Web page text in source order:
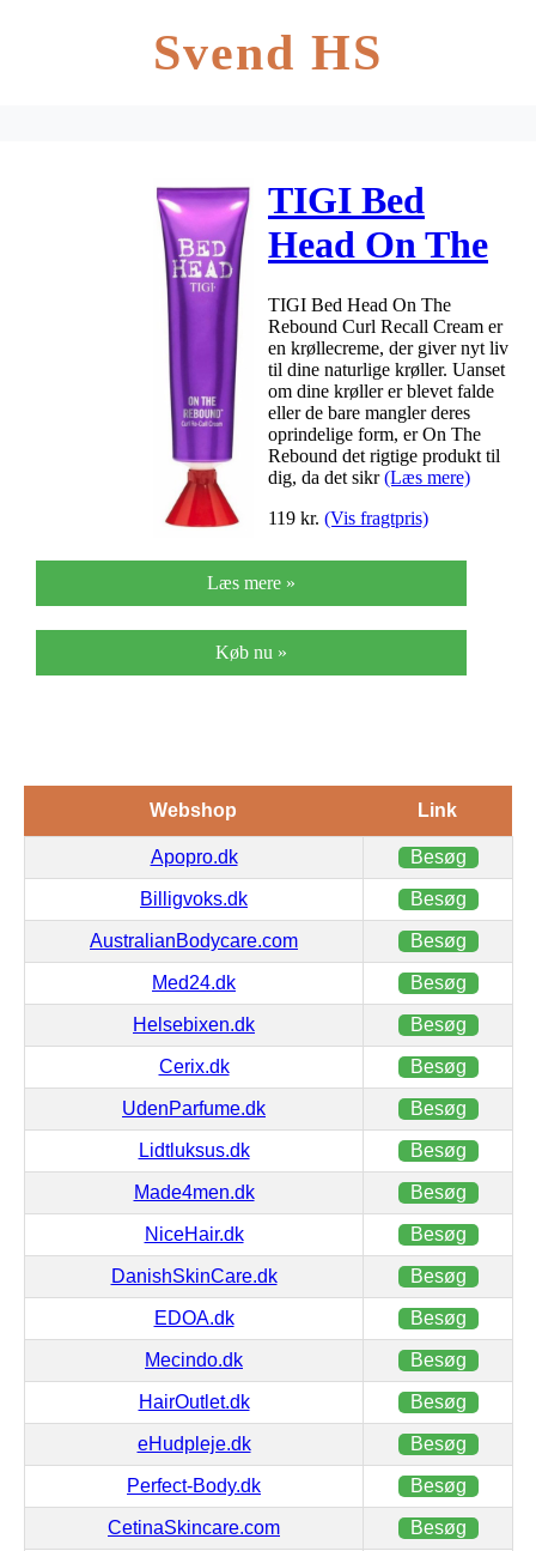
Svend HS
TIGI Bed
Head On The
Rebound Curl
Recall Cream
125 ml
TIGI Bed Head On The
Rebound Curl Recall Cream er
en krøllecreme, der giver nyt liv
til dine naturlige krøller. Uanset
om dine krøller er blevet falde
eller de bare mangler deres
oprindelige form, er On The
Rebound det rigtige produkt til
dig, da det sikr(Læs mere)
119 kr. (Vis fragtpris)
Læs mere »
Køb nu »
Webshop Link
Apopro.dk Besøg
Billigvoks.dk Besøg
AustralianBodycare.com Besøg
Med24.dk Besøg
Helsebixen.dk Besøg
Cerix.dk Besøg
UdenParfume.dk Besøg
Lidtluksus.dk Besøg
Made4men.dk Besøg
NiceHair.dk Besøg
DanishSkinCare.dk Besøg
EDOA.dk Besøg
Mecindo.dk Besøg
HairOutlet.dk Besøg
eHudpleje.dk Besøg
Perfect-Body.dk Besøg
CetinaSkincare.com Besøg